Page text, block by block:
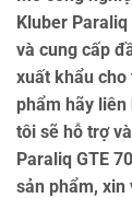
Kluber
và cung cấp
xuất khẩu cho
phẩm hãy
tôi sẽ hỗ trợ
Paraliq GTE
sản phẩm, xin